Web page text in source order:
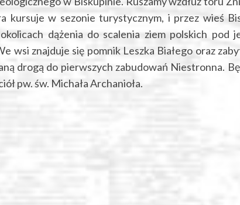
kursuje w sezonie turystycznym, i przez wieś
dążenia do scalenia ziem polskich pod
wsi znajduje się pomnik Leszka Białego oraz
drogą do pierwszych zabudowań Niestronna.
pw. św. Michała Archanioła.